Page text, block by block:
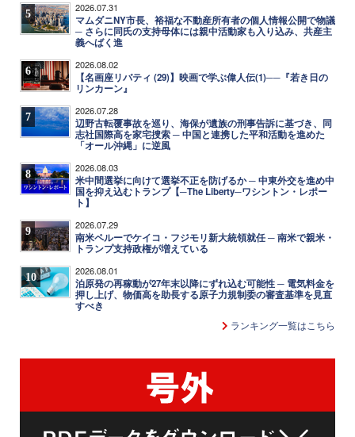
5 2026.07.31
マムダニNY市長、裕福な不動産所有者の個人情報公開で物議
─ さらに同氏の支持母体には親中活動家も入り込み、共産主
義へばく進
6 2026.08.02
【名画座リバティ (29)】映画で学ぶ偉人伝(1)──『若き日の
リンカーン』
7 2026.07.28
辺野古転覆事故を巡り、海保が遺族の刑事告訴に基づき、同
志社国際高を家宅捜索 ─ 中国と連携した平和活動を進めた
「オール沖縄」に逆風
8 2026.08.03
米中間選挙に向けて選挙不正を防げるか ─ 中東外交を進め中
国を抑え込むトランプ【─The Liberty─ワシントン・レポー
ト】
9 2026.07.29
南米ペルーでケイコ・フジモリ新大統領就任 ─ 南米で親米・
トランプ支持政権が増えている
10 2026.08.01
泊原発の再稼動が27年末以降にずれ込む可能性 ─ 電気料金を
押し上げ、物価高を助長する原子力規制委の審査基準を見直
すべき
ランキング一覧はこちら